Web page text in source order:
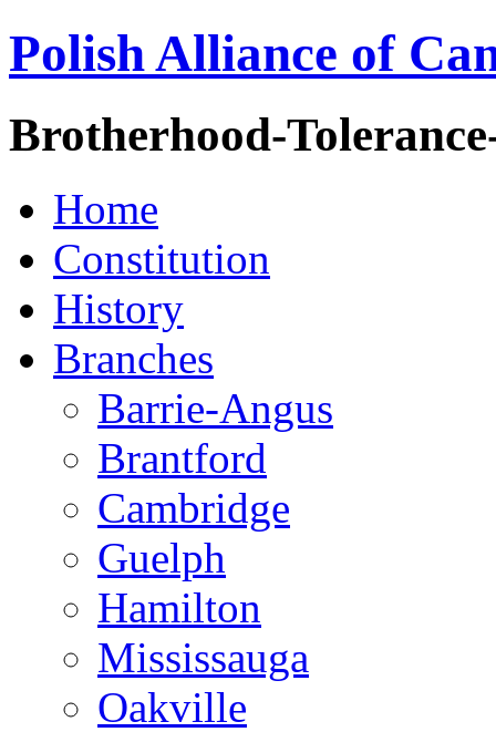
Polish Alliance of
Brotherhood-
Home
Constitution
History
Branches
Barrie-Angus
Brantford
Cambridge
Guelph
Hamilton
Mississauga
Oakville